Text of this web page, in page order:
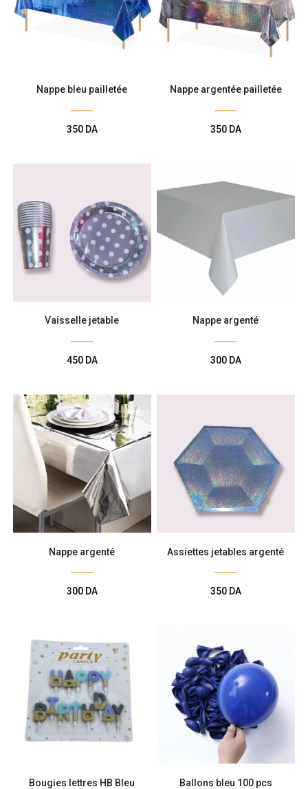
Accessoires
Emballage
Nappe bleu pailletée
350 DA
Nappe argentée pailletée
350 DA
Vaisselle jetable
450 DA
Nappe argenté
300 DA
Nappe argenté
300 DA
Assiettes jetables argenté
350 DA
Bougies lettres HB Bleu Ballons bleu 100 pcs